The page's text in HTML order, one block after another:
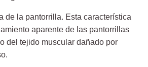
de la pantorrilla. Esta característica
aparente de las pantorrillas
del tejido muscular dañado por